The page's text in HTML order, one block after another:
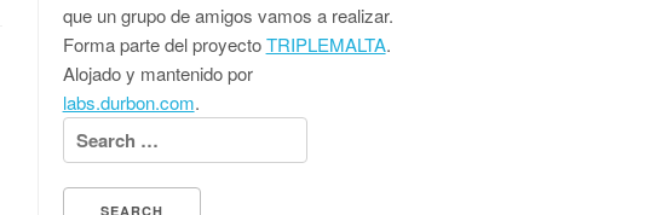
que un grupo de amigos vamos a realizar.
Forma parte del proyectoTRIPLEMALTA.
Alojado y mantenido por
labs.durbon.com.
Search for: